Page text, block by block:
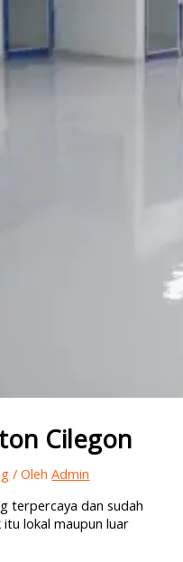
Cilegon
/ OlehAdmin
terpercaya dan sudah
itu lokal maupun luar